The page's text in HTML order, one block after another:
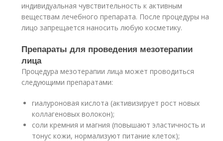
индивидуальная чувствительность к активным
веществам лечебного препарата. После процедуры на
лицо запрещается наносить любую косметику.
Препараты для проведения мезотерапии
лица
Процедура мезотерапии лица может проводиться
следующими препаратами:
гиалуроновая кислота (активизирует рост новых
коллагеновых волокон);
соли кремния и магния (повышают эластичность и
тонус кожи, нормализуют питание клеток);